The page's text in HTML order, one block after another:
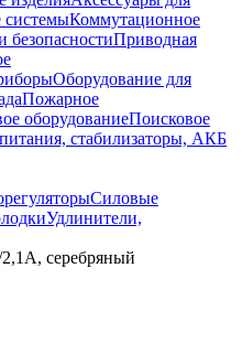
системыКоммутационное
безопасностиПриводная
Оборудование для
Пожарное
оборудованиеПоисковое
стабилизаторы, АКБ
Силовые
Удлинители,
серебряный